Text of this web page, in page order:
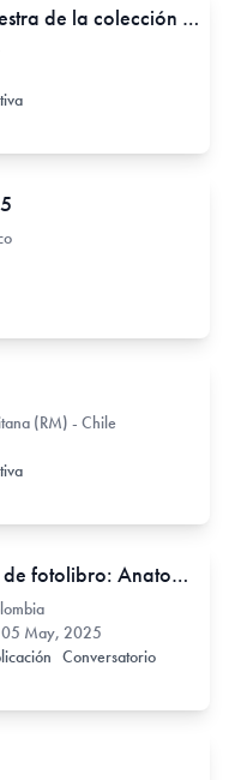
40 años. Muestra de la colección - Bienal de Cuenca
(RM) - Chile
Presentación de fotolibro: Anatomía de una casa. Conversatorio "Los límites entre lo íntimo y lo público para la exploración artística". | FILBo 2025
May, 2025
Conversatorio